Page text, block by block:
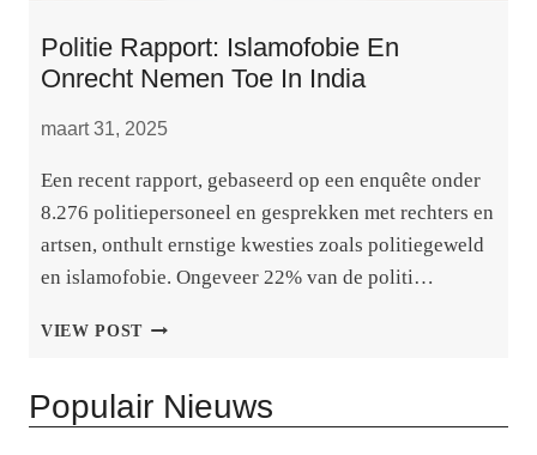
Politie Rapport: Islamofobie En
Onrecht Nemen Toe In India
maart 31, 2025
Een recent rapport, gebaseerd op een enquête onder
8.276 politiepersoneel en gesprekken met rechters en
artsen, onthult ernstige kwesties zoals politiegeweld
en islamofobie. Ongeveer 22% van de politi…
VIEW POSTPOLITIE
EN
ONRECHT
Populair Nieuws